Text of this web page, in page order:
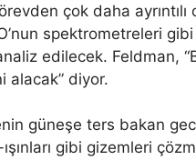
çok daha ayrıntılı
spektrometreleri
edilecek. Feldman,
alacak” diyor.
güneşe ters bakan
gibi gizemleri